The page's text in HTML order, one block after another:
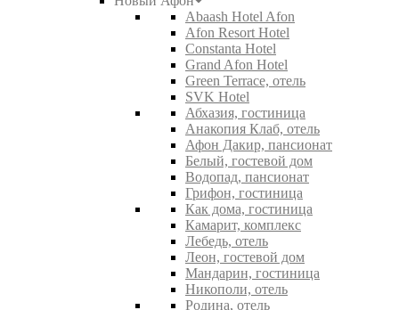
Abaash Hotel Afon
Afon Resort Hotel
Constanta Hotel
Grand Afon Hotel
Green Terrace, отель
SVK Hotel
Абхазия, гостиница
Анакопия Клаб, отель
Афон Дакир, пансионат
Белый, гостевой дом
Водопад, пансионат
Грифон, гостиница
Как дома, гостиница
Камарит, комплекс
Лебедь, отель
Леон, гостевой дом
Мандарин, гостиница
Никополи, отель
Родина, отель